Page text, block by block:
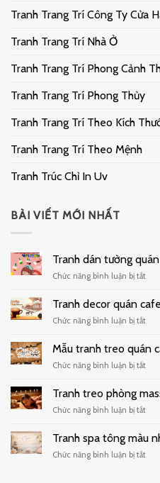
Tranh Trang Trí Công Ty Cửa
Tranh Trang Trí Nhà Ở
Tranh Trang Trí Phong Cảnh
Tranh Trang Trí Phong Thủy
Tranh Trang Trí Theo Kích
Tranh Trang Trí Theo Mệnh
Tranh Trúc Chỉ In Uv
BÀI VIẾT MỚI NHẤT
Tranh dán tường
Chức năng bình luận bị tắtở
dán
tường
quán
sữa
đại
Tranh decor quán
Chức năng bình luận bị tắtở
cafe
giản
Mẫu tranh treo quán
Chức năng bình luận bị tắtở
treo
quán
đẹp
Tranh treo phòng
Chức năng bình luận bị tắtở
treo
Tranh spa tông màu
Chức năng bình luận bị tắtở